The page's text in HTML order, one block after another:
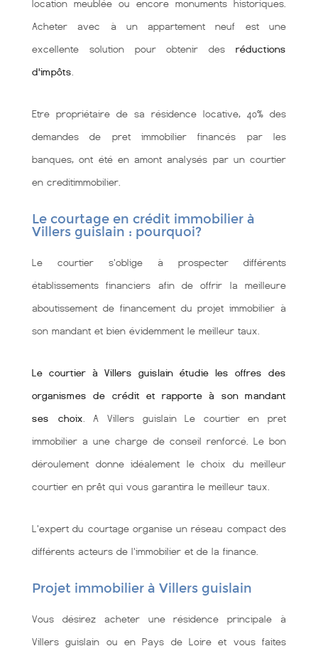
location meublée ou encore monuments historiques.
Acheter avec à un appartement neuf est une
excellente solution pour obtenir des réductions
d'impôts
Etre propriétaire de sa résidence locative, 40% des
demandes de pret immobilier financés par les
banques, ont été en amont analysés par un courtier
en creditimmobilier.
Le courtage en crédit immobilier à
Villers guislain : pourquoi?
Le courtier s'oblige à prospecter différents
établissements financiers afin de offrir la meilleure
aboutissement de financement du projet immobilier à
son mandant et bien évidemment le meilleur taux.
Le courtier à Villers guislain étudie les offres des
organismes de crédit et rapporte à son mandant
ses choix . A Villers guislain Le courtier en pret
immobilier a une charge de conseil renforcé. Le bon
déroulement donne idéalement le choix du meilleur
courtier en prêt qui vous garantira le meilleur taux.
L'expert du courtage organise un réseau compact des
différents acteurs de l'immobilier et de la finance.
Projet immobilier à Villers guislain
Vous désirez acheter une résidence principale à
Villers guislain ou en Pays de Loire et vous faites